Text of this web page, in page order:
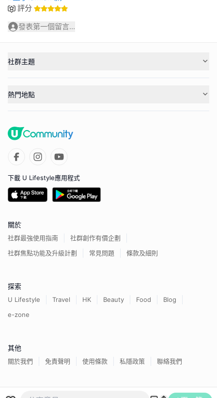
評分
發表第一個留言...
社群主題
熱門地點
下載 U Lifestyle應用程式
關於
社群最強使用指南
社群創作有價企劃
社群焦點功能及升級計劃
常見問題 條款及細則
探索
U Lifestyle Travel HK Beauty Food
Blog
e-zone
其他
關於我們 免責聲明 使用條款 私隱政策 聯絡我們